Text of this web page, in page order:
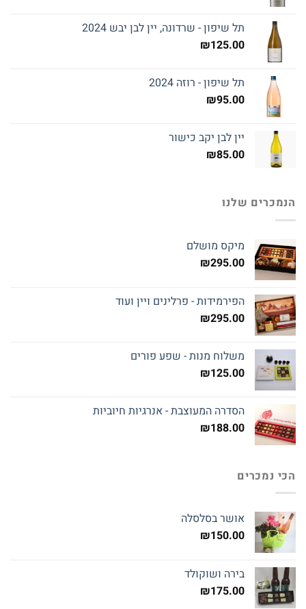
תל שיפון - שרדונה, יין לבן יבש 2024
₪125.00
תל שיפון - רוזה 2024
₪95.00
יין לבן יקב כישור
₪85.00
הנמכרים שלנו
מיקס מושלם
₪295.00
הפירמידות - פרלינים ויין ועוד
₪295.00
משלוח מנות - שפע פורים
₪125.00
הסדרה המעוצבת - אנרגיות חיוביות
₪188.00
הכי נמכרים
אושר בסלסלה
₪150.00
בירה ושוקולד
₪175.00